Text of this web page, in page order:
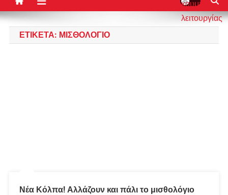
κουμπί
λειτουργίας
ΕΤΙΚΈΤΑ: ΜΙΣΘΟΛΌΓΙΟ
Νέα Κόλπα! Αλλάζουν και πάλι το μισθολόγιο